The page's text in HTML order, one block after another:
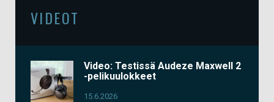
VIDEOT
Video: Testissä Audeze Maxwell 2
-pelikuulokkeet
15.6.2026